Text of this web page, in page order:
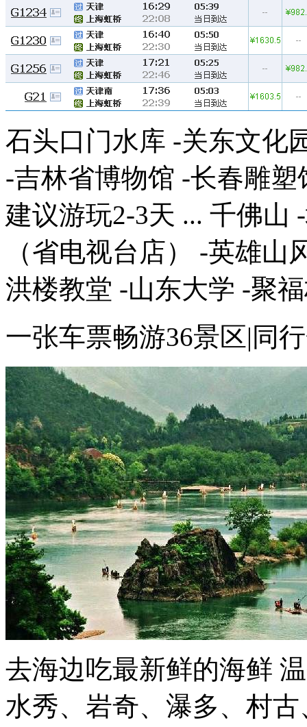
石头口门水库 -关东文化
-吉林省博物馆 -长春雕
建议游玩2-3天 ... 千佛山
（省电视台店） -英雄
洪楼教堂 -山东大学 -聚
一张车票畅游36景区|同
去海边吃最新鲜的海鲜
水秀、岩奇、瀑多、村